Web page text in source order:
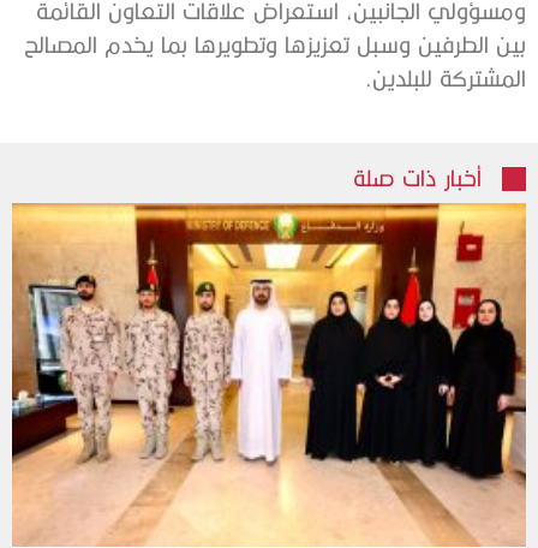
ومسؤولي الجانبين، استعراض علاقات التعاون القائمة
بين الطرفين وسبل تعزيزها وتطويرها بما يخدم المصالح
المشتركة للبلدين.
أخبار ذات صلة